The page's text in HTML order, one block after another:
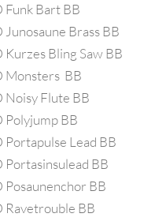
Funk Bart BB
Junosaune Brass BB
Kurzes Bling Saw BB
Monsters BB
Noisy Flute BB
Polyjump BB
Portapulse Lead BB
Portasinsulead BB
Posaunenchor BB
Ravetrouble BB